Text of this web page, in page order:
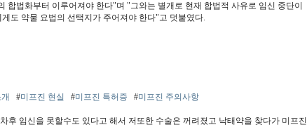
합법화부터 이루어져야 한다"며 "그와는 별개로 현재 합법적 사유로 임신 중단이
도 약물 요법의 선택지가 주어져야 한다"고 덧붙였다.
#미프진 현실 #미프진 특허증 #미프진 주의사항
후 임신을 못할수도 있다고 해서 저또한 수술은 꺼려졌고 낙태약을 찾다가 미프진